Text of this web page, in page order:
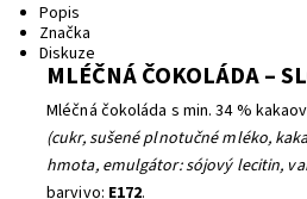
Popis
Značka
Diskuze
MLÉČNÁ ČOKOLÁDA –
Mléčná čokoláda s min. 34 %
(cukr, sušené plnotučné mléko,
hmota, emulgátor: sójový lecitin,
barvivo: E172.